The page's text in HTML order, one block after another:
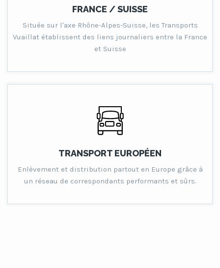
FRANCE / SUISSE
Située sur l'axe Rhône-Alpes-Suisse, les Transports
Vuaillat établissent des liens journaliers entre la France
et Suisse
TRANSPORT EUROPÉEN
Enlèvement et distribution partout en Europe grâce à
un réseau de correspondants performants et sûrs.